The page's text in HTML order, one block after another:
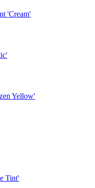
'Cream'
Yellow'
Tint'